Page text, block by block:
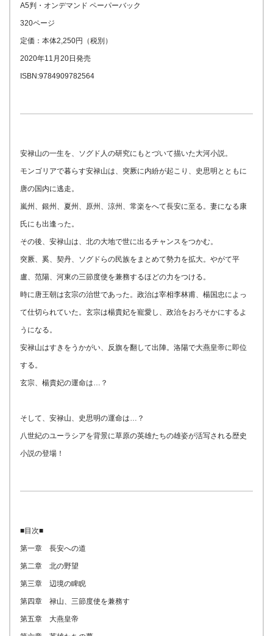
A5判・オンデマンド ペーパーバック
320ページ
定価：本体2,250円（税別）
2020年11月20日発売
ISBN:9784909782564
安禄山の一生を、ソグド人の研究にもとづいて描いた大河小説。
モンゴリアで暮らす安禄山は、突厥に内紛が起こり、史思明とともに
唐の国内に逃走。
嵐州、銀州、夏州、原州、涼州、常楽をへて長安に至る。妻になる康
氏にも出逢った。
その後、安禄山は、北の大地で世に出るチャンスをつかむ。
突厥、奚、契丹、ソグドらの民族をまとめて勢力を拡大。やがて平
盧、范陽、河東の三節度使を兼務するほどの力をつける。
時に唐王朝は玄宗の治世であった。政治は宰相李林甫、楊国忠によっ
て仕切られていた。玄宗は楊貴妃を寵愛し、政治をおろそかにするよ
うになる。
安禄山はすきをうかがい、反旗を翻して出陣。洛陽で大燕皇帝に即位
する。
玄宗、楊貴妃の運命は…？
そして、安禄山、史思明の運命は…？
八世紀のユーラシアを背景に草原の英雄たちの雄姿が活写される歴史
小説の登場！
■目次■
第一章 長安への道
第二章 北の野望
第三章 辺境の睥睨
第四章 禄山、三節度使を兼務す
第五章 大燕皇帝